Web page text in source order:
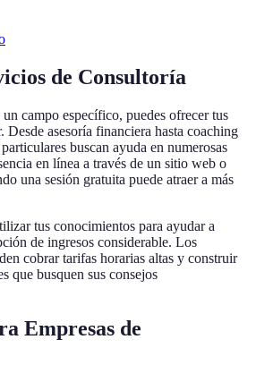
de Consultoría
campo específico, puedes ofrecer tus
Desde asesoría financiera hasta coaching
buscan ayuda en numerosas
en línea a través de un sitio web o
una sesión gratuita puede atraer a más
tus conocimientos para ayudar a
de ingresos considerable. Los
cobrar tarifas horarias altas y construir
que busquen sus consejos
Empresas de